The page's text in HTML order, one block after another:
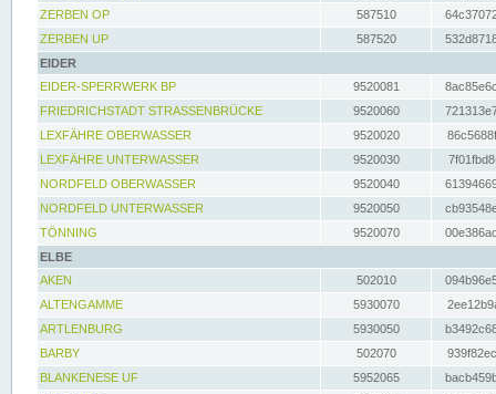
ZERBEN OP
587510
ZERBEN UP
587520
EIDER
EIDER-SPERRWERK BP
9520081
FRIEDRICHSTADT STRASSENBRÜCKE
9520060
LEXFÄHRE OBERWASSER
9520020
LEXFÄHRE UNTERWASSER
9520030
NORDFELD OBERWASSER
9520040
NORDFELD UNTERWASSER
9520050
TÖNNING
9520070
ELBE
AKEN
502010
ALTENGAMME
5930070
ARTLENBURG
5930050
BARBY
502070
BLANKENESE UF
5952065